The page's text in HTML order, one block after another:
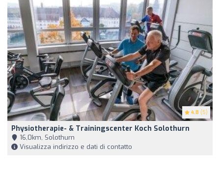
4.8 (5)
Physiotherapie- & Trainingscenter Koch Solothurn
16,0km, Solothurn
Visualizza indirizzo e dati di contatto